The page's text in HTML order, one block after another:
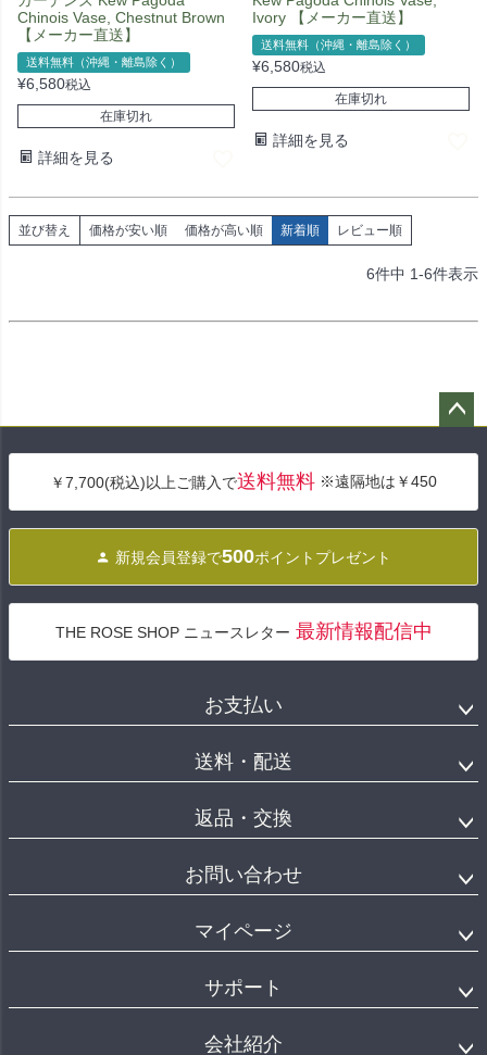
Chinois Vase, Chestnut Brown
【メーカー直送】
送料無料（沖縄・離島除く）
¥6,580税込
在庫切れ
詳細を見る
Ivory 【メーカー直送】
送料無料（沖縄・離島除く）
¥6,580税込
在庫切れ
詳細を見る
並び替え 価格が安い順 価格が高い順 新着順 レビュー順
6件中 1-6件表示
へ
￥7,700(税込)以上ご購入で送料無料 ※遠隔地は￥450
新規会員登録で500ポイントプレゼント
THE ROSE SHOP ニュースレター 最新情報配信中
お支払い
送料・配送
返品・交換
お問い合わせ
マイページ
サポート
会社紹介